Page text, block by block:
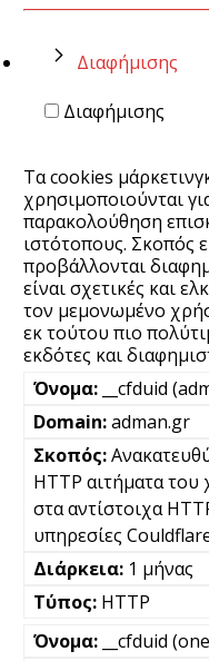
Διαφήμισης
Διαφήμισης
Τα cookies
χρησιμοποιούνται
παρακολούθηση
ιστότοπους. Σκοπός
προβάλλονται
είναι σχετικές και
τον μεμονωμένο
εκ τούτου πιο
εκδότες και
__cfduid
adman.gr
HTTP αιτήματα του
στα αντίστοιχα
υπηρεσίες
1 μήνας
HTTP
__cfduid